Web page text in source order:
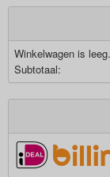
Winkelwagen is leeg.
Subtotaal: